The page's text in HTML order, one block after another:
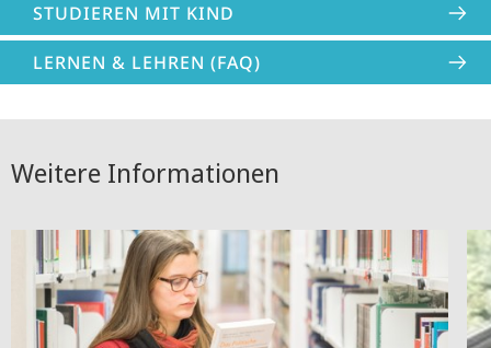
STUDIEREN MIT KIND
LERNEN & LEHREN (FAQ)
Weitere Informationen